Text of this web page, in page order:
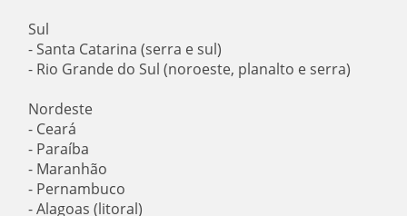
Sul
- Santa Catarina (serra e sul)
- Rio Grande do Sul (noroeste, planalto e serra)
Nordeste
- Ceará
- Paraíba
- Maranhão
- Pernambuco
- Alagoas (litoral)